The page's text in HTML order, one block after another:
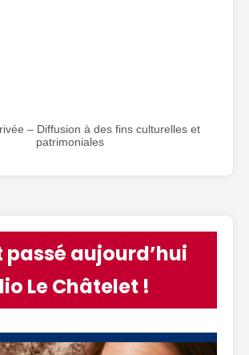
– Diffusion à des fins culturelles et
patrimoniales
passé aujourd’hui
Le Châtelet !